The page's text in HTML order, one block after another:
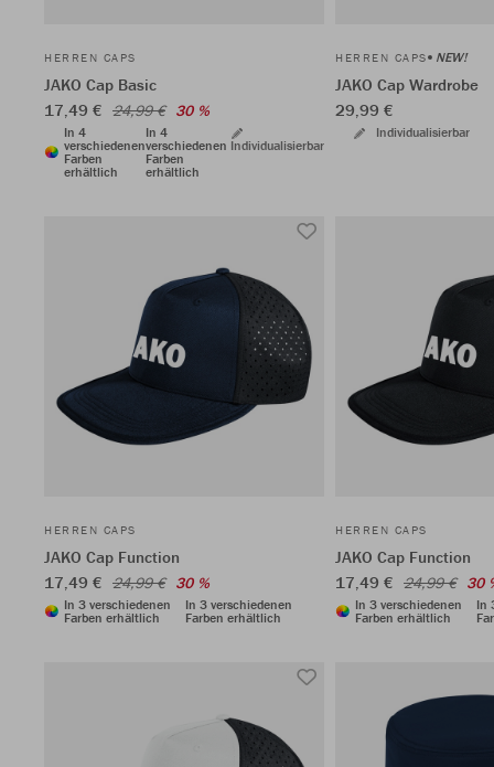
HERREN CAPS
JAKO Cap Basic
17,49 € 24,99 € 30 %
In 4
verschiedenen
Farben
erhältlich
In 4
verschiedenen
Farben
erhältlich
Individualisierbar
HERREN CAPS NEW!
JAKO Cap Wardrobe
29,99 €
Individualisierbar
HERREN CAPS
JAKO Cap Function
17,49 € 24,99 € 30 %
In 3 verschiedenen
Farben erhältlich
In 3 verschiedenen
Farben erhältlich
HERREN CAPS
JAKO Cap Function
17,49 € 24,99 € 30
In 3 verschiedenen
Farben erhältlich
In